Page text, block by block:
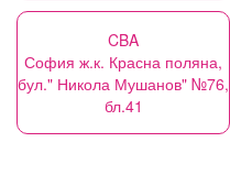
CBA
София ж.к. Красна поляна,
бул." Никола Мушанов" №76,
бл.41